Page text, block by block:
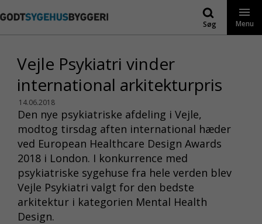
til
Søg Menu
Vejle Psykiatri vinder
international arkitekturpris
14.06.2018
Den nye psykiatriske afdeling i Vejle,
modtog tirsdag aften international hæder
ved European Healthcare Design Awards
2018 i London. I konkurrence med
psykiatriske sygehuse fra hele verden blev
Vejle Psykiatri valgt for den bedste
arkitektur i kategorien Mental Health
Design.